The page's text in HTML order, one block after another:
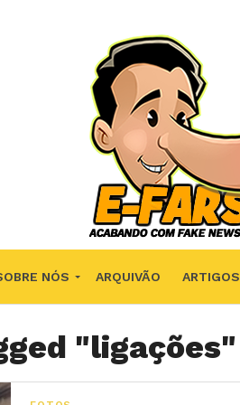
NÓS ARQUIVÃO ARTIGOS
"ligações"